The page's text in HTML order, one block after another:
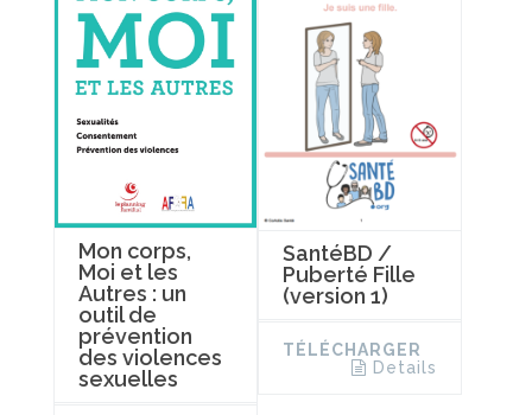
Mon corps,
Moi et les
Autres : un
outil de
prévention
des violences
sexuelles
SantéBD /
Puberté Fille
(version 1)
TÉLÉCHARGER
Details